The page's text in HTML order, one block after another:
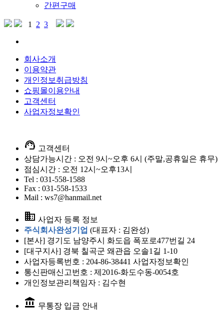
간편구매
1 2 3
회사소개
이용약관
개인정보취급방침
쇼핑몰이용안내
고객센터
사업자정보확인
support_agent 고객센터
상담가능시간 : 오전 9시~오후 6시 (주말,공휴일은 휴무)
점심시간 : 오전 12시~오후13시
Tel : 031-558-1588
Fax : 031-558-1533
Mail : ws7@hanmail.net
business 사업자 등록 정보
주식회사완성기업 (대표자 : 김완성)
[본사] 경기도 남양주시 화도읍 폭포로477번길 24
[대구지사] 경북 칠곡군 왜관읍 오솔1길 1-10
사업자등록번호 : 204-86-38441 사업자정보확인
통신판매신고번호 : 제2016-화도수동-0054호
개인정보관리책임자 : 김수현
account_balance 무통장 입금 안내